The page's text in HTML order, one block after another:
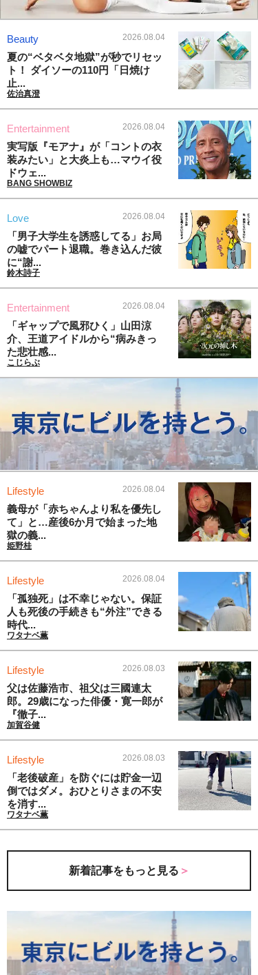
Beauty 2026.08.04
夏の“ベタベタ地獄”が秒でリセッ
ト！ ダイソーの110円「日焼け
止...
佐治真澄
Entertainment 2026.08.04
実写版『モアナ』が「コントの衣
装みたい」と大炎上も…マウイ役
ドウェ...
BANG SHOWBIZ
Love 2026.08.04
「男子大学生を誘惑してる」お局
の嘘でパート退職。巻き込んだ彼
に“謝...
鈴木詩子
Entertainment 2026.08.04
「ギャップで風邪ひく」山田涼
介、王道アイドルから“病みきっ
た悲壮感...
こじらぶ
Lifestyle 2026.08.04
義母が「赤ちゃんより私を優先し
て」と…産後6か月で始まった地
獄の義...
姫野桂
Lifestyle 2026.08.04
「孤独死」は不幸じゃない。保証
人も死後の手続きも“外注”できる
時代...
ワタナベ薫
Lifestyle 2026.08.03
父は佐藤浩市、祖父は三國連太
郎。29歳になった俳優・寛一郎が
『徹子...
加賀谷健
Lifestyle 2026.08.03
「老後破産」を防ぐには貯金一辺
倒ではダメ。おひとりさまの不安
を消す...
ワタナベ薫
新着記事をもっと見る